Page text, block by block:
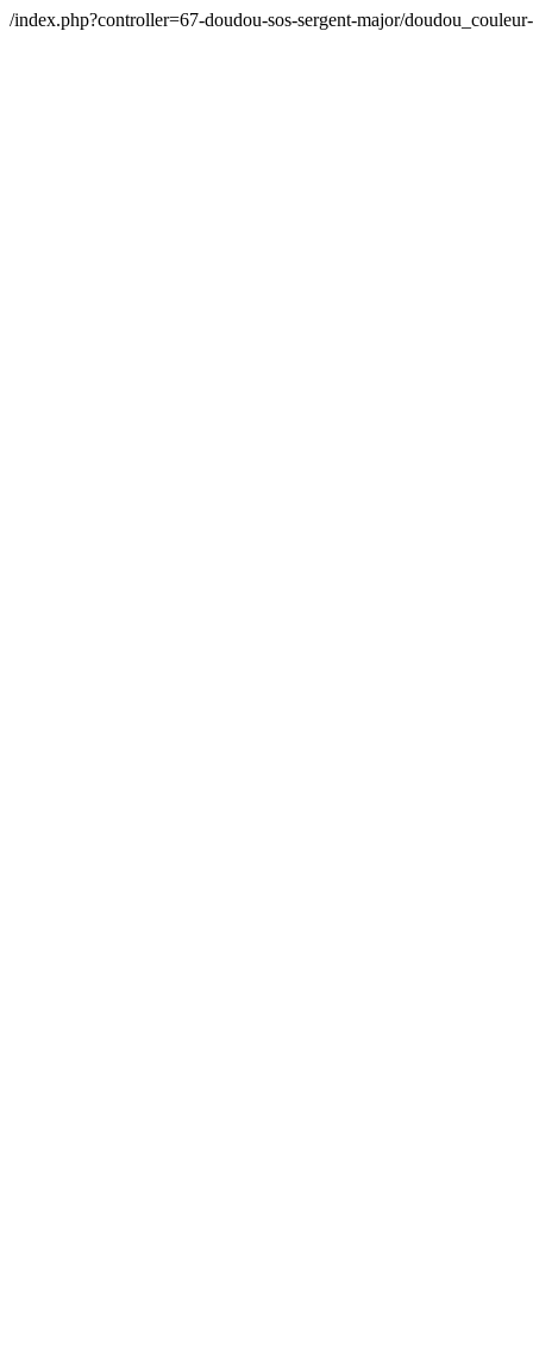
/index.php?controller=67-doudou-sos-sergent-major/